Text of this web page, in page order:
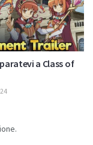
a Class of